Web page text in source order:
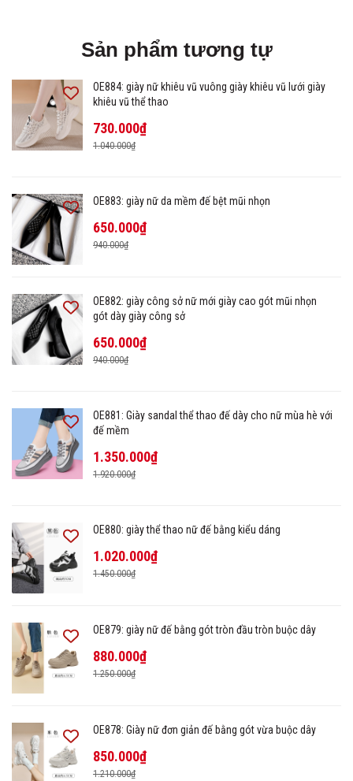
Sản phẩm tương tự
OE884: giày nữ khiêu vũ vuông giày khiêu vũ lưới giày
khiêu vũ thể thao
730.000₫
1.040.000₫
OE883: giày nữ da mềm đế bệt mũi nhọn
650.000₫
940.000₫
OE882: giày công sở nữ mới giày cao gót mũi nhọn
gót dày giày công sở
650.000₫
940.000₫
OE881: Giày sandal thể thao đế dày cho nữ mùa hè với
đế mềm
1.350.000₫
1.920.000₫
OE880: giày thể thao nữ đế bằng kiểu dáng
1.020.000₫
1.450.000₫
OE879: giày nữ đế bằng gót tròn đầu tròn buộc dây
880.000₫
1.250.000₫
OE878: Giày nữ đơn giản đế bằng gót vừa buộc dây
850.000₫
1.210.000₫